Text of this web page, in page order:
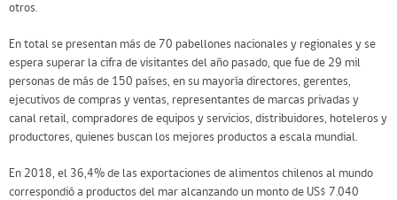
otros.
En total se presentan más de 70 pabellones nacionales y regionales y se
espera superar la cifra de visitantes del año pasado, que fue de 29 mil
personas de más de 150 países, en su mayoría directores, gerentes,
ejecutivos de compras y ventas, representantes de marcas privadas y
canal retail, compradores de equipos y servicios, distribuidores, hoteleros y
productores, quienes buscan los mejores productos a escala mundial.
En 2018, el 36,4% de las exportaciones de alimentos chilenos al mundo
correspondió a productos del mar alcanzando un monto de US$ 7.040